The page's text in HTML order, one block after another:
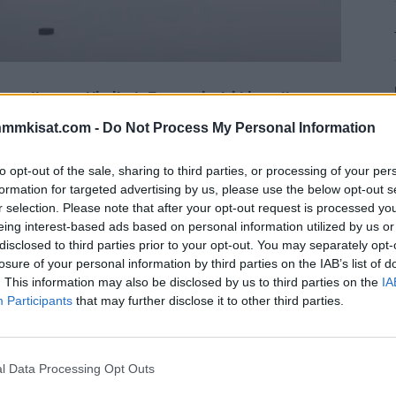
- Do Not Process My Personal Information
opt-out of the sale, sharing to third parties, or processing of your
for targeted advertising by us, please use the below opt-out
selection. Please note that after your opt-out request is processed
interest-based ads based on personal information utilized by us
to third parties prior to your opt-out. You may separately
of your personal information by third parties on the IAB’s list of
This information may also be disclosed by us to third parties on the
Participants that may further disclose it to other third parties.
Data Processing Opt Outs
siirtynyt Vladimir Tarasenko iski kauniin
Niko Mikkolankanssa siirtyneeltä Vladimir
Ottawa Senatorsia vastaan.
Zibanejadinsyötöstä ja vei joukkueensa 3-2 -
Voit katsoa video tästä kylmänviileästä